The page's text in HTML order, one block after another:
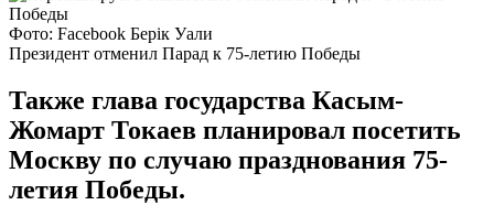
Фото: Facebook Берік Уали
Президент отменил Парад к 75-летию Победы
Также глава государства Касым-
Жомарт Токаев планировал посетить
Москву по случаю празднования 75-
летия Победы.